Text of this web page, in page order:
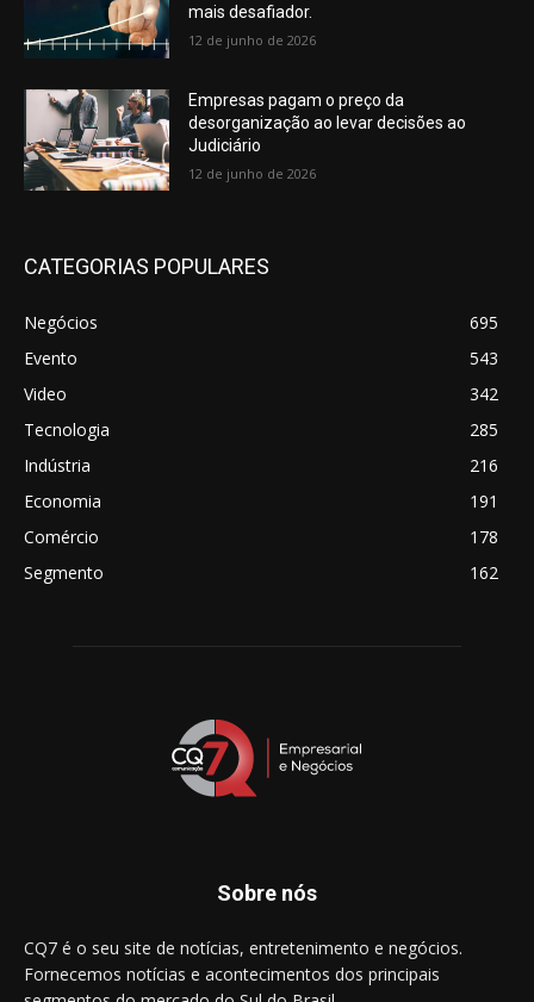
mais desafiador.
12 de junho de 2026
Empresas pagam o preço da
desorganização ao levar decisões ao
Judiciário
12 de junho de 2026
CATEGORIAS POPULARES
Negócios
695
Evento
543
Video
342
Tecnologia
285
Indústria
216
Economia
191
Comércio
178
Segmento
162
Sobre nós
CQ7 é o seu site de notícias, entretenimento e negócios.
Fornecemos notícias e acontecimentos dos principais